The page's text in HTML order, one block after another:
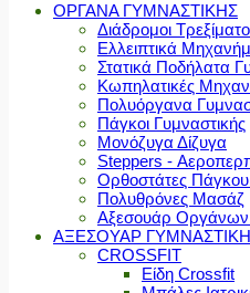
ΟΡΓΑΝΑ ΓΥΜΝΑΣΤΙΚΗΣ
Διάδρομοι
Ελλειπτικά
Στατικά Ποδήλατα
Κωπηλατικές
Πολυόργανα
Πάγκοι Γυμναστικής
Μονόζυγα Δίζυγα
Steppers -
Ορθοστάτες
Πολυθρόνες Μασάζ
Αξεσουάρ Οργάνων
ΑΞΕΣΟΥΑΡ
CROSSFIT
Είδη Crossfit